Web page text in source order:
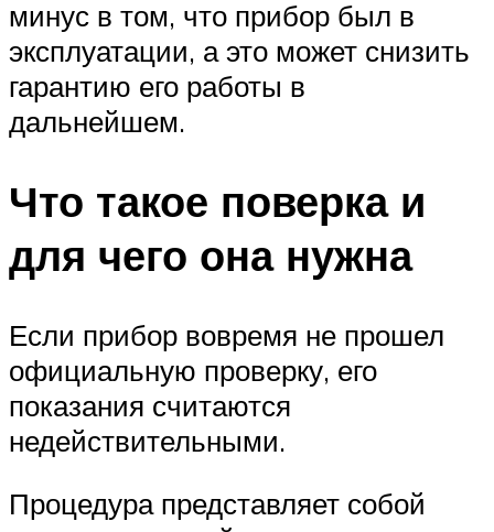
минус в том, что прибор был в
эксплуатации, а это может снизить
гарантию его работы в
дальнейшем.
Что такое поверка и
для чего она нужна
Если прибор вовремя не прошел
официальную проверку, его
показания считаются
недействительными.
Процедура представляет собой